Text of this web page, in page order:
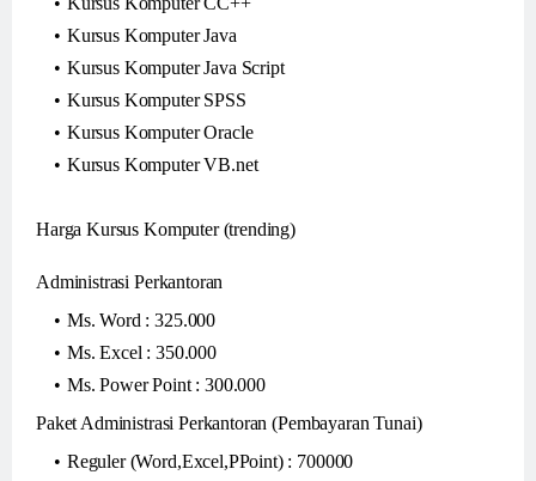
Kursus Komputer Java
Kursus Komputer Java Script
Kursus Komputer SPSS
Kursus Komputer Oracle
Kursus Komputer VB.net
Harga Kursus Komputer (trending)
Administrasi Perkantoran
Ms. Word : 325.000
Ms. Excel : 350.000
Ms. Power Point : 300.000
Paket Administrasi Perkantoran (Pembayaran Tunai)
Reguler (Word,Excel,PPoint) : 700000